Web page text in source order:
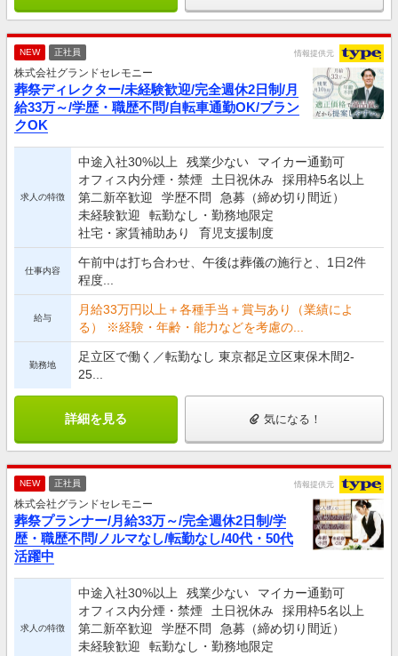
NEW 正社員 情報提供元
株式会社グランドセレモニー
葬祭ディレクター/未経験歓迎/完全週休2日制/月
給33万～/学歴・職歴不問/自転車通勤OK/ブラン
クOK
求人の特徴
中途入社30%以上 残業少ない
マイカー通勤可
オフィス内分煙・禁煙
土日祝休み
採用枠5名以上
第二新卒歓迎
学歴不問
急募（締め切り間近）
未経験歓迎
転勤なし・勤務地限定
社宅・家賃補助あり
育児支援制度
仕事内容
午前中は打ち合わせ、午後は葬儀の施行と、1日2件
程度...
給与
月給33万円以上＋各種手当＋賞与あり（業績によ
る） ※経験・年齢・能力などを考慮の...
勤務地
足立区で働く／転勤なし 東京都足立区東保木間2-
25...
詳細を見る 気になる！
NEW 正社員 情報提供元
株式会社グランドセレモニー
葬祭プランナー/月給33万～/完全週休2日制/学
歴・職歴不問/ノルマなし/転勤なし/40代・50代
活躍中
求人の特徴
中途入社30%以上 残業少ない
マイカー通勤可
オフィス内分煙・禁煙
土日祝休み
採用枠5名以上
第二新卒歓迎
学歴不問
急募（締め切り間近）
未経験歓迎
転勤なし・勤務地限定